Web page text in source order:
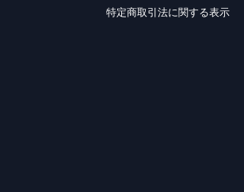
特定商取引法に関する表示